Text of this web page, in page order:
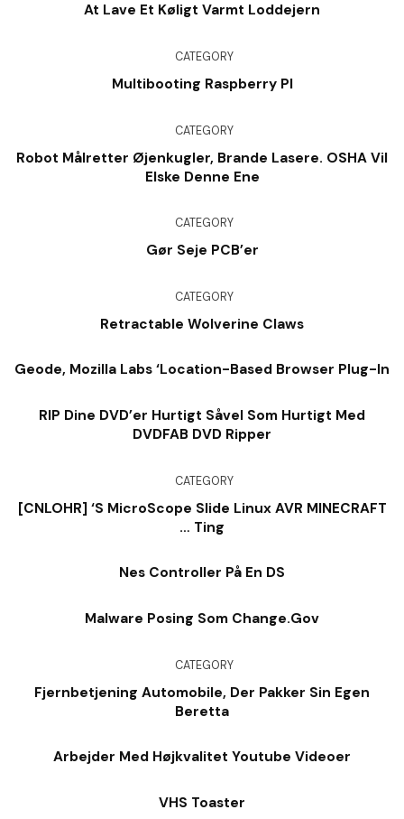
At Lave Et Køligt Varmt Loddejern
CATEGORY
Multibooting Raspberry PI
CATEGORY
Robot Målretter Øjenkugler, Brande Lasere. OSHA Vil
Elske Denne Ene
CATEGORY
Gør Seje PCB’er
CATEGORY
Retractable Wolverine Claws
Geode, Mozilla Labs ‘Location-Based Browser Plug-In
RIP Dine DVD’er Hurtigt Såvel Som Hurtigt Med
DVDFAB DVD Ripper
CATEGORY
[CNLOHR] ‘s MicroScope Slide Linux AVR MINECRAFT
… Ting
Nes Controller På En DS
Malware Posing Som Change.Gov
CATEGORY
Fjernbetjening Automobile, Der Pakker Sin Egen
Beretta
Arbejder Med Højkvalitet Youtube Videoer
VHS Toaster